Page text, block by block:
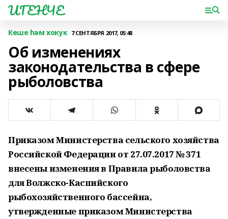
ИГЕНЧЕ
Кеше һәм хокук 7 СЕНТЯБРЯ 2017, 05:48
Об изменениях
законодательства в сфере
рыболовства
Приказом Министерства сельского хозяйства
Российской Федерации от 27.07.2017 № 371
внесены изменения в Правила рыболовства
для Волжско-Каспийского
рыбохозяйственного бассейна,
утвержденные приказом Министерства